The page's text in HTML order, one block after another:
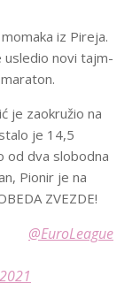
iz Pireja.
usledio novi tajm-
je zaokružio na
je 14,5
od dva slobodna
Pionir je na
ZVEZDE!
@EuroLeague